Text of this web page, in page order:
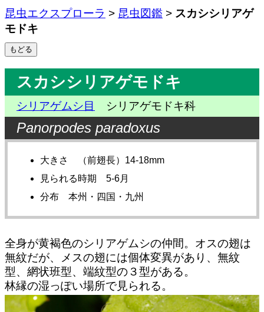
昆虫エクスプローラ > 昆虫図鑑 > スカシシリアゲ
モドキ
スカシシリアゲモドキ
シリアゲムシ目 シリアゲモドキ科
Panorpodes paradoxus
大きさ （前翅長）14-18mm
見られる時期 5-6月
分布 本州・四国・九州
全身が黄褐色のシリアゲムシの仲間。オスの翅は
無紋だが、メスの翅には個体変異があり、無紋
型、網状班型、端紋型の３型がある。
林縁の湿っぽい場所で見られる。